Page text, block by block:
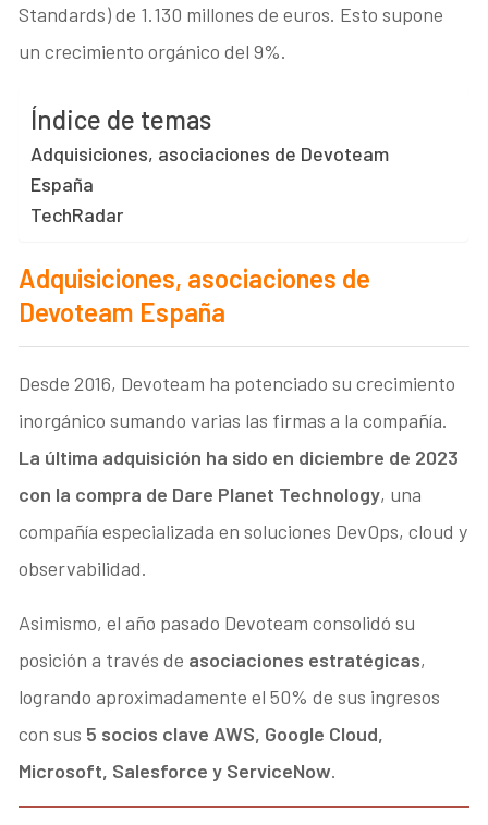
Standards) de 1.130 millones de euros. Esto supone
un crecimiento orgánico del 9%.
Índice de temas
Adquisiciones, asociaciones de Devoteam
España
TechRadar
Adquisiciones, asociaciones de
Devoteam España
Desde 2016, Devoteam ha potenciado su crecimiento
inorgánico sumando varias las firmas a la compañía.
La última adquisición ha sido en diciembre de 2023
con la compra de Dare Planet Technology, una
compañía especializada en soluciones DevOps, cloud y
observabilidad.
Asimismo, el año pasado Devoteam consolidó su
posición a través de asociaciones estratégicas,
logrando aproximadamente el 50% de sus ingresos
con sus 5 socios clave AWS, Google Cloud,
Microsoft, Salesforce y ServiceNow.